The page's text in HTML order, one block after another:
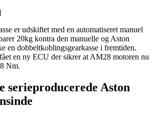
er udskiftet med en automatiseret manuel
20kg kontra den manuelle og Aston
en dobbeltkoblingsgearkasse i fremtiden.
en ny ECU der sikrer at AM28 motoren nu
Nm.
serieproducerede Aston